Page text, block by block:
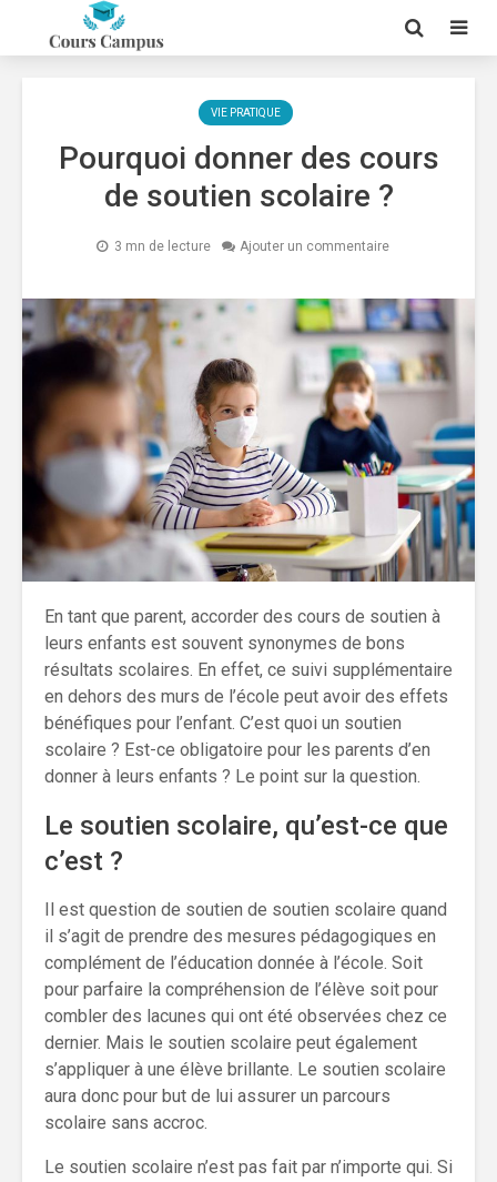
VIE PRATIQUE
Pourquoi donner des cours
de soutien scolaire ?
3 mn de lecture Ajouter un commentaire
En tant que parent, accorder des cours de soutien à
leurs enfants est souvent synonymes de bons
résultats scolaires. En effet, ce suivi supplémentaire
en dehors des murs de l’école peut avoir des effets
bénéfiques pour l’enfant. C’est quoi un soutien
scolaire ? Est-ce obligatoire pour les parents d’en
donner à leurs enfants ? Le point sur la question.
Le soutien scolaire, qu’est-ce que
c’est ?
Il est question de soutien de soutien scolaire quand
il s’agit de prendre des mesures pédagogiques en
complément de l’éducation donnée à l’école. Soit
pour parfaire la compréhension de l’élève soit pour
combler des lacunes qui ont été observées chez ce
dernier. Mais le soutien scolaire peut également
s’appliquer à une élève brillante. Le soutien scolaire
aura donc pour but de lui assurer un parcours
scolaire sans accroc.
Le soutien scolaire n’est pas fait par n’importe qui. Si